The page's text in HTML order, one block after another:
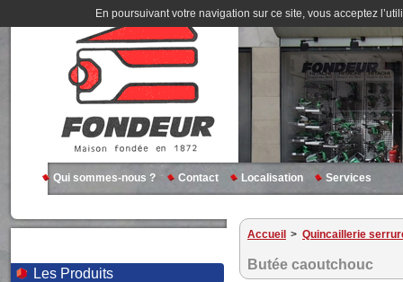
En poursuivant votre navigation sur ce site, vous acceptez
Qui sommes-nous ? Contact Localisation Services
Les Produits
Accueil > Quincaillerie
Butée caoutchouc